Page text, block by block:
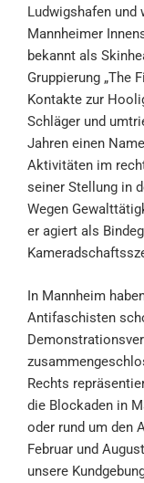
Ludwigshafen
Mannheimer
bekannt als
Gruppierung „The
Kontakte zur
Schläger und
Jahren einen
Aktivitäten im
seiner Stellung in
Wegen
er agiert als
In Mannheim
Antifaschisten
Rechts
die Blockaden in
oder rund um den
Februar und
unsere